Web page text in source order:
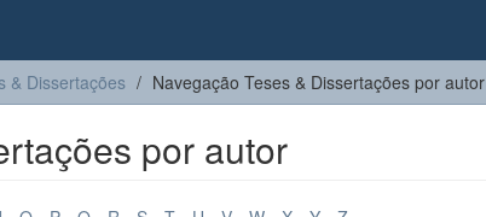
& Dissertações Navegação Teses & Dissertações por autor
por autor